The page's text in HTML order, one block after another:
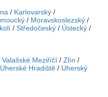
/ Karlovarský /
/ Moravskoslezský /
/ Středočeský / Ústecký /
Valašské Meziříčí / Zlín /
Uherské Hradiště / Uherský